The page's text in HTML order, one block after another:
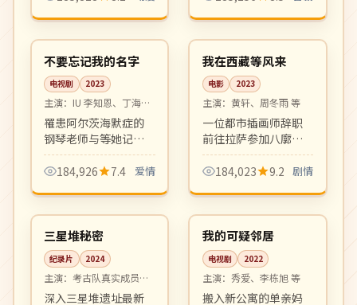
作。
期黑马剧。
韩国
高分 14:38
不要忘记我的名字
电视剧 2023
主演： IU 李知恩、丁海寅
罹患阿尔茨海默症的
钢琴老师与等她记起
自己的青梅竹马之间
的纯爱故事。催泪治
Melon 榜首。
184,926 7.4 爱情
中国
高分 99:48
我在西藏等风来
电影 2023
主演： 黄轩、周冬雨 等
一位都市插画师辞职
前往拉萨参加八廓街
手作市集，遇到的人
与事让她重新认识自
旅程的诗意片。
184,023 9.2 剧情
中国
4K 08:39
三星堆秘密
纪录片 2024
主演： 考古队真实成员出
镜深入三星堆遗址最新
韩国
完结 12:32
我的可疑邻居
电视剧 2022
主演： 秀爱、李栋旭 等
搬入新公寓的单亲妈